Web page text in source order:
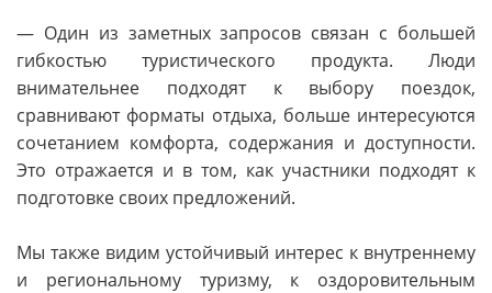
— Один из заметных запросов связан с большей
гибкостью туристического продукта. Люди
внимательнее подходят к выбору поездок,
сравнивают форматы отдыха, больше интересуются
сочетанием комфорта, содержания и доступности.
Это отражается и в том, как участники подходят к
подготовке своих предложений.
Мы также видим устойчивый интерес к внутреннему
и региональному туризму, к оздоровительным